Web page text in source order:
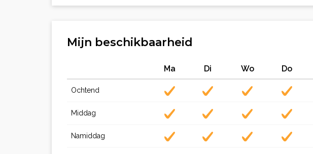
Mijn beschikbaarheid
Ma Di Wo Do
Ochtend
Middag
Namiddag